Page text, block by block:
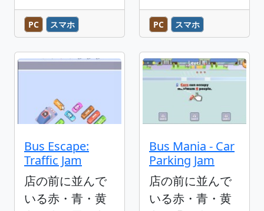
PC スマホ PC スマホ
Bus Escape:
Traffic Jam
店の前に並んで
いる赤・青・黄
Bus Mania - Car
Parking Jam
店の前に並んで
いる赤・青・黄